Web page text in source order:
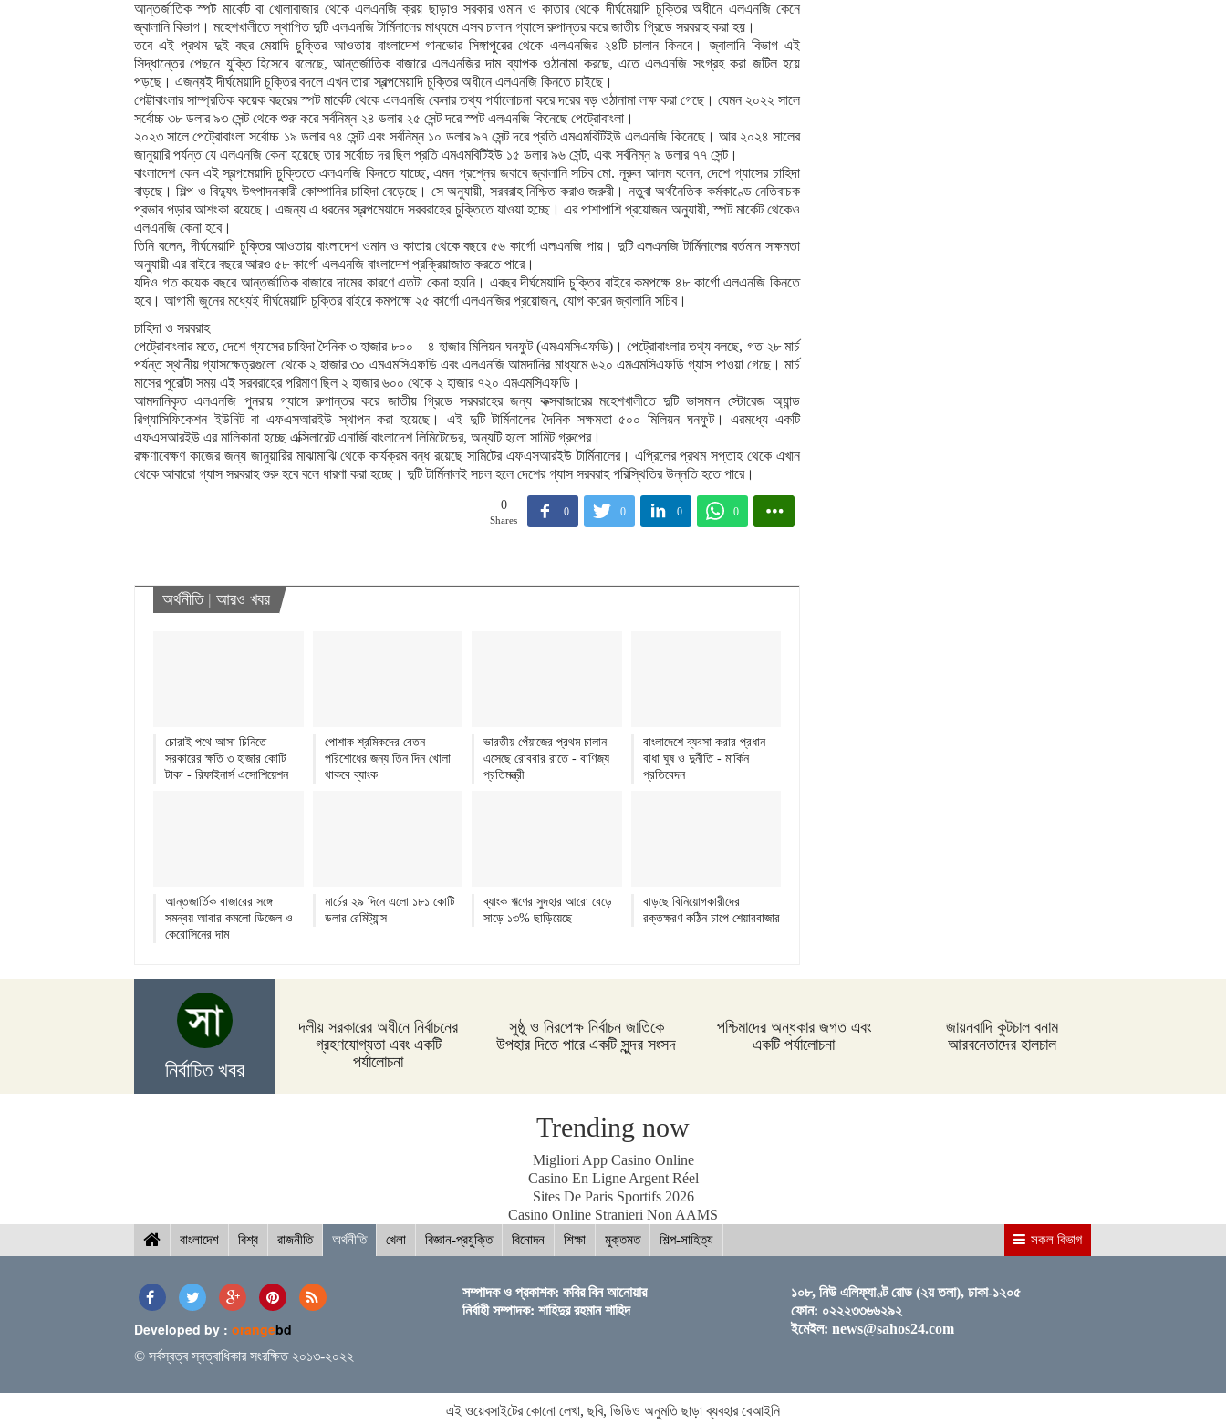
আন্তর্জাতিক স্পট মার্কেট বা খোলাবাজার থেকে এলএনজি ক্রয় ছাড়াও সরকার ওমান ও কাতার থেকে দীর্ঘমেয়াদি চুক্তির অধীনে এলএনজি কেনে
জ্বালানি বিভাগ। মহেশখালীতে স্থাপিত দুটি এলএনজি টার্মিনালের মাধ্যমে এসব চালান গ্যাসে রুপান্তর করে জাতীয় গ্রিডে সরবরাহ করা হয়।
তবে এই প্রথম দুই বছর মেয়াদি চুক্তির আওতায় বাংলাদেশ গানভোর সিঙ্গাপুরের থেকে এলএনজির ২৪টি চালান কিনবে। জ্বালানি বিভাগ এই
সিদ্ধান্তের পেছনে যুক্তি হিসেবে বলেছে, আন্তর্জাতিক বাজারে এলএনজির দাম ব্যাপক ওঠানামা করছে, এতে এলএনজি সংগ্রহ করা জটিল হয়ে
পড়ছে। এজন্যই দীর্ঘমেয়াদি চুক্তির বদলে এখন তারা স্বল্পমেয়াদি চুক্তির অধীনে এলএনজি কিনতে চাইছে।
পেট্টাবাংলার সাম্প্রতিক কয়েক বছরের স্পট মার্কেট থেকে এলএনজি কেনার তথ্য পর্যালোচনা করে দরের বড় ওঠানামা লক্ষ করা গেছে। যেমন ২০২২ সালে
সর্বোচ্চ ৩৮ ডলার ৯৩ সেন্ট থেকে শুরু করে সর্বনিম্ন ২৪ ডলার ২৫ সেন্ট দরে স্পট এলএনজি কিনেছে পেট্রোবাংলা।
২০২৩ সালে পেট্রোবাংলা সর্বোচ্চ ১৯ ডলার ৭৪ সেন্ট এবং সর্বনিম্ন ১০ ডলার ৯৭ সেন্ট দরে প্রতি এমএমবিটিইউ এলএনজি কিনেছে। আর ২০২৪ সালের
জানুয়ারি পর্যন্ত যে এলএনজি কেনা হয়েছে তার সর্বোচ্চ দর ছিল প্রতি এমএমবিটিইউ ১৫ ডলার ৯৬ সেন্ট, এবং সর্বনিম্ন ৯ ডলার ৭৭ সেন্ট।
বাংলাদেশ কেন এই স্বল্পমেয়াদি চুক্তিতে এলএনজি কিনতে যাচ্ছে, এমন প্রশ্নের জবাবে জ্বালানি সচিব মো. নূরুল আলম বলেন, দেশে গ্যাসের চাহিদা
বাড়ছে। শিল্প ও বিদ্যুৎ উৎপাদনকারী কোম্পানির চাহিদা বেড়েছে। সে অনুযায়ী, সরবরাহ নিশ্চিত করাও জরুরী। নতুবা অর্থনৈতিক কর্মকাণ্ডে নেতিবাচক
প্রভাব পড়ার আশংকা রয়েছে। এজন্য এ ধরনের স্বল্পমেয়াদে সরবরাহের চুক্তিতে যাওয়া হচ্ছে। এর পাশাপাশি প্রয়োজন অনুযায়ী, স্পট মার্কেট থেকেও
এলএনজি কেনা হবে।
তিনি বলেন, দীর্ঘমেয়াদি চুক্তির আওতায় বাংলাদেশ ওমান ও কাতার থেকে বছরে ৫৬ কার্গো এলএনজি পায়। দুটি এলএনজি টার্মিনালের বর্তমান সক্ষমতা
অনুযায়ী এর বাইরে বছরে আরও ৫৮ কার্গো এলএনজি বাংলাদেশ প্রক্রিয়াজাত করতে পারে।
যদিও গত কয়েক বছরে আন্তর্জাতিক বাজারে দামের কারণে এতটা কেনা হয়নি। এবছর দীর্ঘমেয়াদি চুক্তির বাইরে কমপক্ষে ৪৮ কার্গো এলএনজি কিনতে
হবে। আগামী জুনের মধ্যেই দীর্ঘমেয়াদি চুক্তির বাইরে কমপক্ষে ২৫ কার্গো এলএনজির প্রয়োজন, যোগ করেন জ্বালানি সচিব।
চাহিদা ও সরবরাহ
পেট্রোবাংলার মতে, দেশে গ্যাসের চাহিদা দৈনিক ৩ হাজার ৮০০ – ৪ হাজার মিলিয়ন ঘনফুট (এমএমসিএফডি)। পেট্রোবাংলার তথ্য বলছে, গত ২৮ মার্চ
পর্যন্ত স্থানীয় গ্যাসক্ষেত্রগুলো থেকে ২ হাজার ৩০ এমএমসিএফডি এবং এলএনজি আমদানির মাধ্যমে ৬২০ এমএমসিএফডি গ্যাস পাওয়া গেছে। মার্চ
মাসের পুরোটা সময় এই সরবরাহের পরিমাণ ছিল ২ হাজার ৬০০ থেকে ২ হাজার ৭২০ এমএমসিএফডি।
আমদানিকৃত এলএনজি পুনরায় গ্যাসে রুপান্তর করে জাতীয় গ্রিডে সরবরাহের জন্য কক্সবাজারের মহেশখালীতে দুটি ভাসমান স্টোরেজ অ্যান্ড
রিগ্যাসিফিকেশন ইউনিট বা এফএসআরইউ স্থাপন করা হয়েছে। এই দুটি টার্মিনালের দৈনিক সক্ষমতা ৫০০ মিলিয়ন ঘনফুট। এরমধ্যে একটি
এফএসআরইউ এর মালিকানা হচ্ছে এক্সিলারেট এনার্জি বাংলাদেশ লিমিটেডের, অন্যটি হলো সামিট গ্রুপের।
রক্ষণাবেক্ষণ কাজের জন্য জানুয়ারির মাঝামাঝি থেকে কার্যক্রম বন্ধ রয়েছে সামিটের এফএসআরইউ টার্মিনালের। এপ্রিলের প্রথম সপ্তাহ থেকে এখান
থেকে আবারো গ্যাস সরবরাহ শুরু হবে বলে ধারণা করা হচ্ছে। দুটি টার্মিনালই সচল হলে দেশের গ্যাস সরবরাহ পরিস্থিতির উন্নতি হতে পারে।
0
Shares
0 0 0 0
অর্থনীতি| আরও খবর
চোরাই পথে আসা চিনিতে
সরকারের ক্ষতি ৩ হাজার কোটি
টাকা - রিফাইনার্স এসোশিয়েশন
পোশাক শ্রমিকদের বেতন
পরিশোধের জন্য তিন দিন খোলা
থাকবে ব্যাংক
ভারতীয় পেঁয়াজের প্রথম চালান
এসেছে রোববার রাতে - বাণিজ্য
প্রতিমন্ত্রী
বাংলাদেশে ব্যবসা করার প্রধান
বাধা ঘুষ ও দুর্নীতি - মার্কিন
প্রতিবেদন
আন্তজার্তিক বাজারের সঙ্গে
সমন্বয় আবার কমলো ডিজেল ও
কেরোসিনের দাম
মার্চের ২৯ দিনে এলো ১৮১ কোটি
ডলার রেমিট্যান্স
ব্যাংক ঋণের সুদহার আরো বেড়ে
সাড়ে ১৩% ছাড়িয়েছে
বাড়ছে বিনিয়োগকারীদের
রক্তক্ষরণ কঠিন চাপে শেয়ারবাজার
মুখোমুখি ছাত্রলীগ ও সাধারণ শিক্ষার্থীরা
ব্যাংক ঋণের সুদহার আরো বেড়ে সাড়ে
নির্বাচিত খবর
দলীয় সরকারের অধীনে নির্বাচনের
গ্রহণযোগ্যতা এবং একটি
পর্যালোচনা
সুষ্ঠু ও নিরপেক্ষ নির্বাচন জাতিকে
উপহার দিতে পারে একটি সুন্দর সংসদ
পশ্চিমাদের অন্ধকার জগত এবং
একটি পর্যালোচনা
জায়নবাদি কুটচাল বনাম
আরবনেতাদের হালচাল
Trending now
Migliori App Casino Online
Casino En Ligne Argent Réel
Sites De Paris Sportifs 2026
Casino Online Stranieri Non AAMS
বাংলাদেশ বিশ্ব রাজনীতি অর্থনীতি খেলা বিজ্ঞান-প্রযুক্তি বিনোদন শিক্ষা মুক্তমত শিল্প-সাহিত্য সকল বিভাগ
Developed by : orangebd
© সর্বস্বত্ব স্বত্বাধিকার সংরক্ষিত ২০১৩-২০২২
সম্পাদক ও প্রকাশক: কবির বিন আনোয়ার
নির্বাহী সম্পাদক: শাহিদুর রহমান শাহিদ
১০৮, নিউ এলিফ্যাণ্ট রোড (২য় তলা), ঢাকা-১২০৫
ফোন: ০২২২৩৩৬৬২৯২
ইমেইল: news@sahos24.com
এই ওয়েবসাইটের কোনো লেখা, ছবি, ভিডিও অনুমতি ছাড়া ব্যবহার বেআইনি